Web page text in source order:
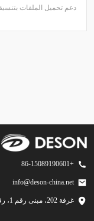
+86-15089190601
info@deson-china.net
غرفة 202، مبنى رقم 1، رقم 55، سانجيانغ، هنغلي، دونغقوان، قوانغدونغ، الصين